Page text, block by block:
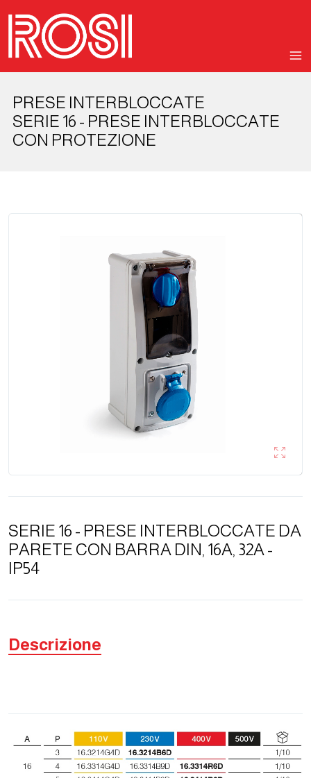
PRESE INTERBLOCCATE
SERIE 16 - PRESE INTERBLOCCATE
CON PROTEZIONE
SERIE 16 - PRESE INTERBLOCCATE DA
PARETE CON BARRA DIN, 16A, 32A -
IP54
Descrizione